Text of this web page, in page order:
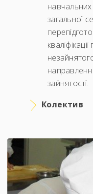
навчальних
загальної
зайнятості.
Колектив